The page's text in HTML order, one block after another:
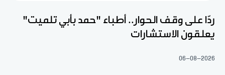
ردّا على وقف الحوار.. أطباء "حمد بأبي تلميت"
يعلقون الاستشارات
06-08-2026